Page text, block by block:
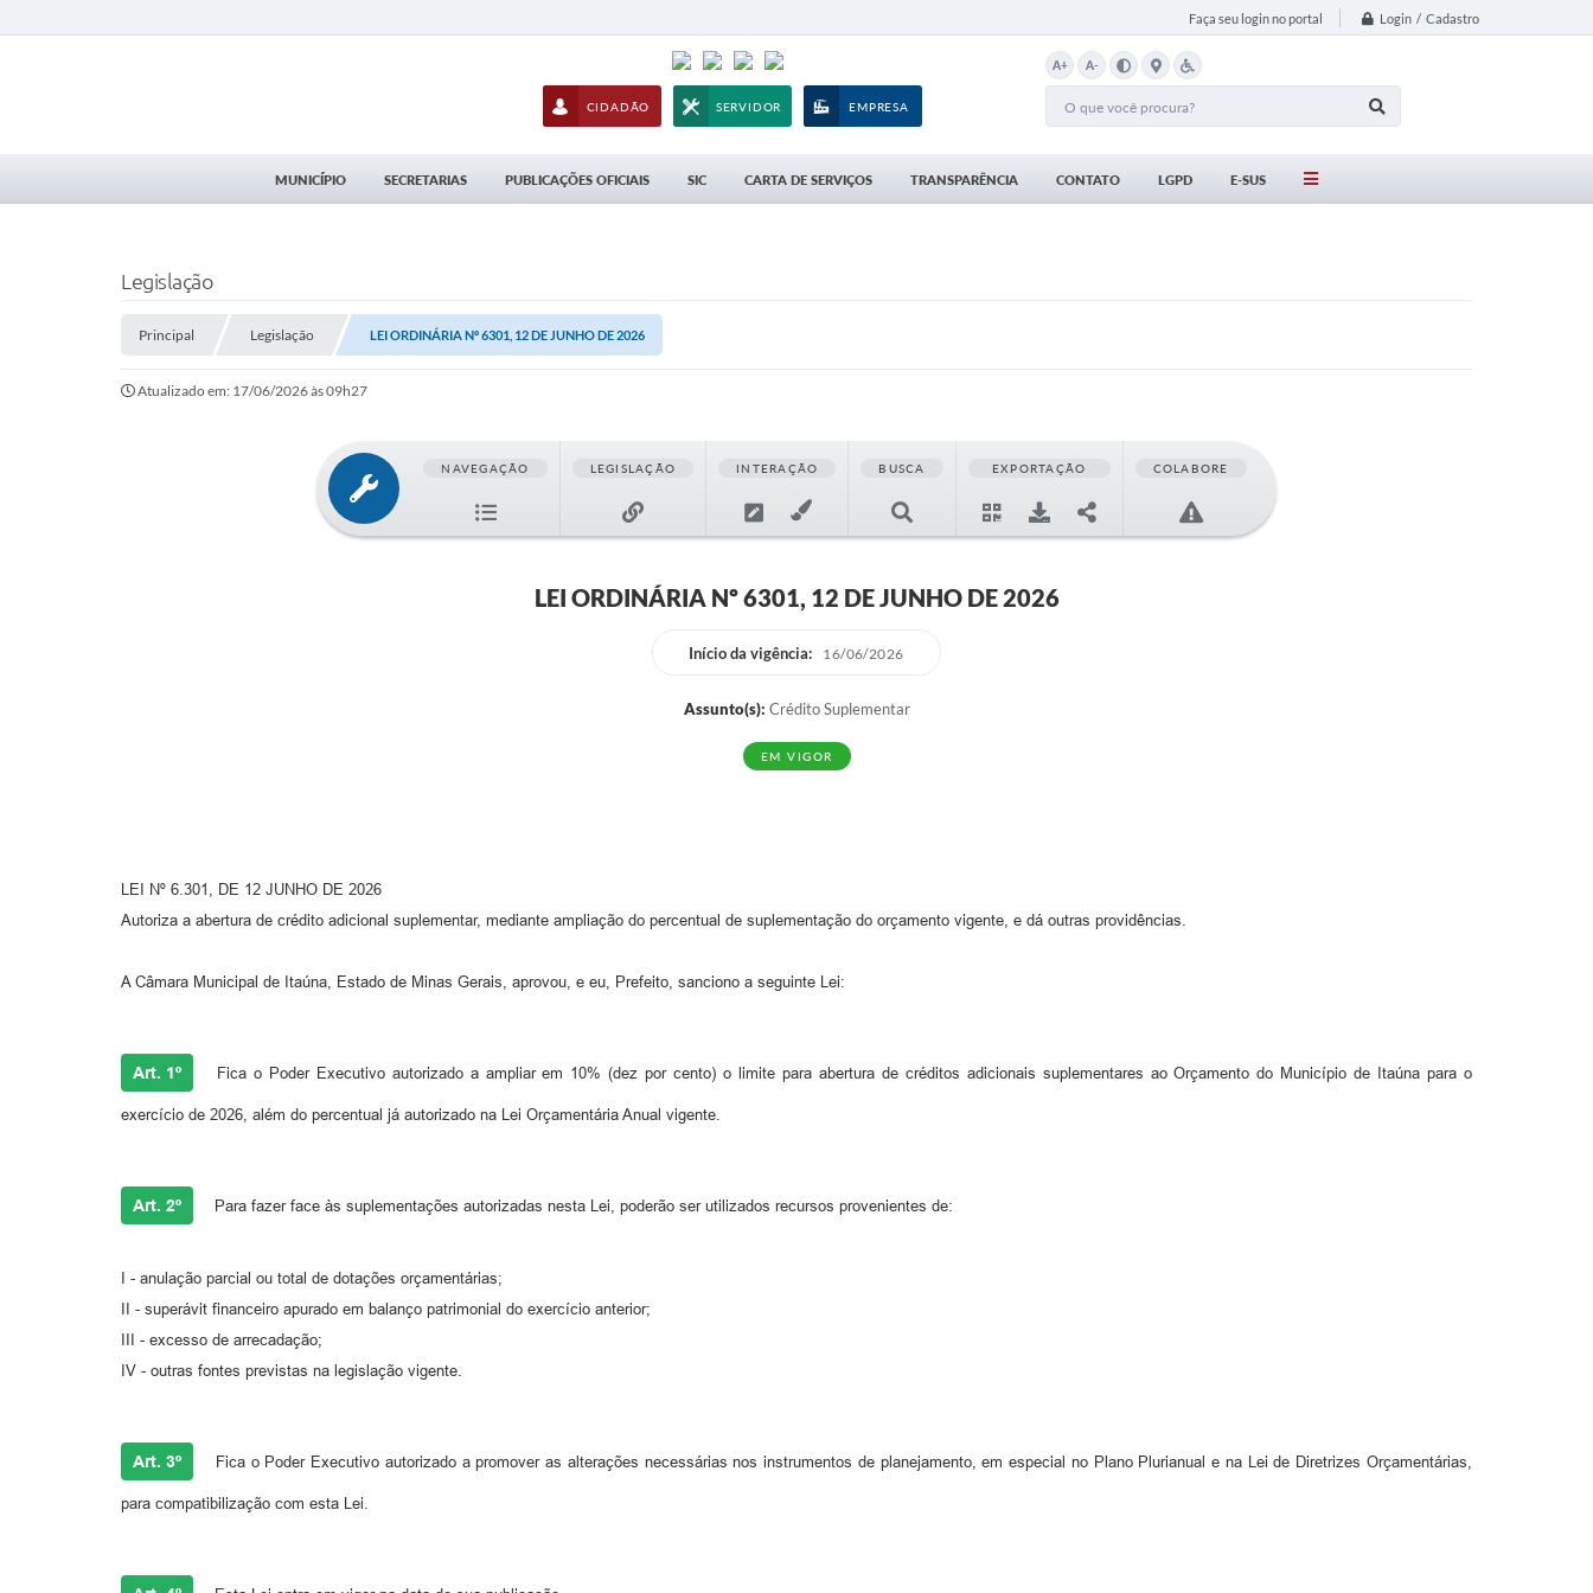
Faça seu login no portal Login / Cadastro
CIDADÃO SERVIDOR EMPRESA
A+ A-
MUNICÍPIO SECRETARIAS PUBLICAÇÕES OFICIAIS SIC CARTA DE SERVIÇOS TRANSPARÊNCIA CONTATO LGPD E-SUS
Legislação
Principal Legislação LEI ORDINÁRIA Nº 6301, 12 DE JUNHO DE 2026
Atualizado em: 17/06/2026 às 09h27
NAVEGAÇÃO LEGISLAÇÃO INTERAÇÃO BUSCA EXPORTAÇÃO COLABORE
LEI ORDINÁRIA Nº 6301, 12 DE JUNHO DE 2026
Início da vigência: 16/06/2026
Assunto(s): Crédito Suplementar
EM VIGOR
LEI Nº 6.301, DE 12 JUNHO DE 2026
Autoriza a abertura de crédito adicional suplementar, mediante ampliação do percentual de suplementação do orçamento vigente, e dá outras providências.
A Câmara Municipal de Itaúna, Estado de Minas Gerais, aprovou, e eu, Prefeito, sanciono a seguinte Lei:
Art. 1º Fica o Poder Executivo autorizado a ampliar em 10% (dez por cento) o limite para abertura de créditos adicionais suplementares ao Orçamento do Município de Itaúna para o
exercício de 2026, além do percentual já autorizado na Lei Orçamentária Anual vigente.
Art. 2º Para fazer face às suplementações autorizadas nesta Lei, poderão ser utilizados recursos provenientes de:
I - anulação parcial ou total de dotações orçamentárias;
II - superávit financeiro apurado em balanço patrimonial do exercício anterior;
III - excesso de arrecadação;
IV - outras fontes previstas na legislação vigente.
Art. 3º Fica o Poder Executivo autorizado a promover as alterações necessárias nos instrumentos de planejamento, em especial no Plano Plurianual e na Lei de Diretrizes Orçamentárias,
para compatibilização com esta Lei.